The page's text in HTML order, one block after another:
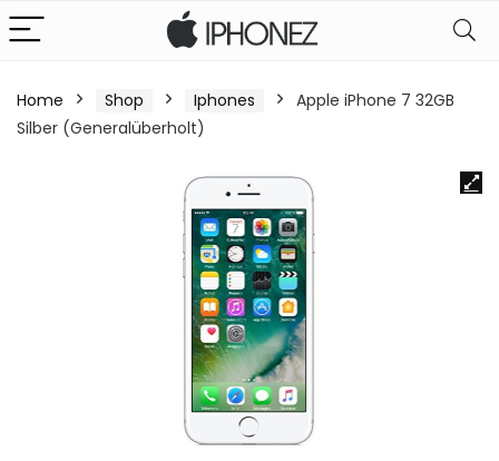
Home Shop Iphones
Apple iPhone 7 32GB
Silber (Generalüberholt)